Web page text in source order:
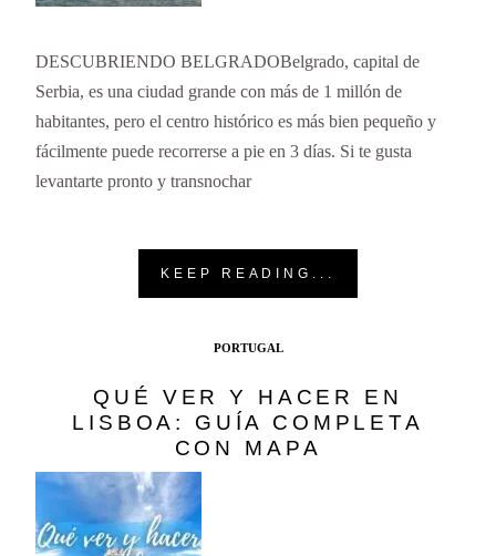
DESCUBRIENDO BELGRADOBelgrado, capital de
Serbia, es una ciudad grande con más de 1 millón de
habitantes, pero el centro histórico es más bien pequeño y
fácilmente puede recorrerse a pie en 3 días. Si te gusta
levantarte pronto y transnochar
KEEP READING...
PORTUGAL
QUÉ VER Y HACER EN
LISBOA: GUÍA COMPLETA
CON MAPA